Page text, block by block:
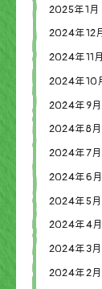
2025年1月
2024年12
2024年11
2024年10
2024年9月
2024年8月
2024年7月
2024年6月
2024年5月
2024年4月
2024年3月
2024年2月